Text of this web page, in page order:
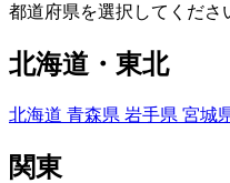
都道府県を選択してくださ
北海道・東北
北海道 青森県 岩手県 宮城
関東